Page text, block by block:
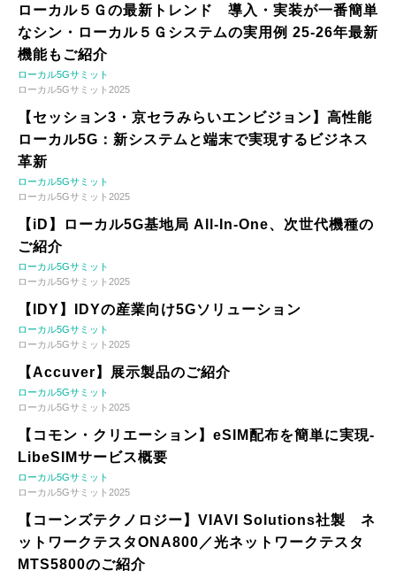
ローカル５Ｇの最新トレンド 導入・実装が一番簡単
なシン・ローカル５Ｇシステムの実用例 25-26年最新
機能もご紹介
ローカル5Gサミット
ローカル5Gサミット2025
【セッション3・京セラみらいエンビジョン】高性能
ローカル5G：新システムと端末で実現するビジネス
革新
ローカル5Gサミット
ローカル5Gサミット2025
【iD】ローカル5G基地局 All-In-One、次世代機種の
ご紹介
ローカル5Gサミット
ローカル5Gサミット2025
【IDY】IDYの産業向け5Gソリューション
ローカル5Gサミット
ローカル5Gサミット2025
【Accuver】展示製品のご紹介
ローカル5Gサミット
ローカル5Gサミット2025
【コモン・クリエーション】eSIM配布を簡単に実現-
LibeSIMサービス概要
ローカル5Gサミット
ローカル5Gサミット2025
【コーンズテクノロジー】VIAVI Solutions社製 ネ
ットワークテスタONA800／光ネットワークテスタ
MTS5800のご紹介